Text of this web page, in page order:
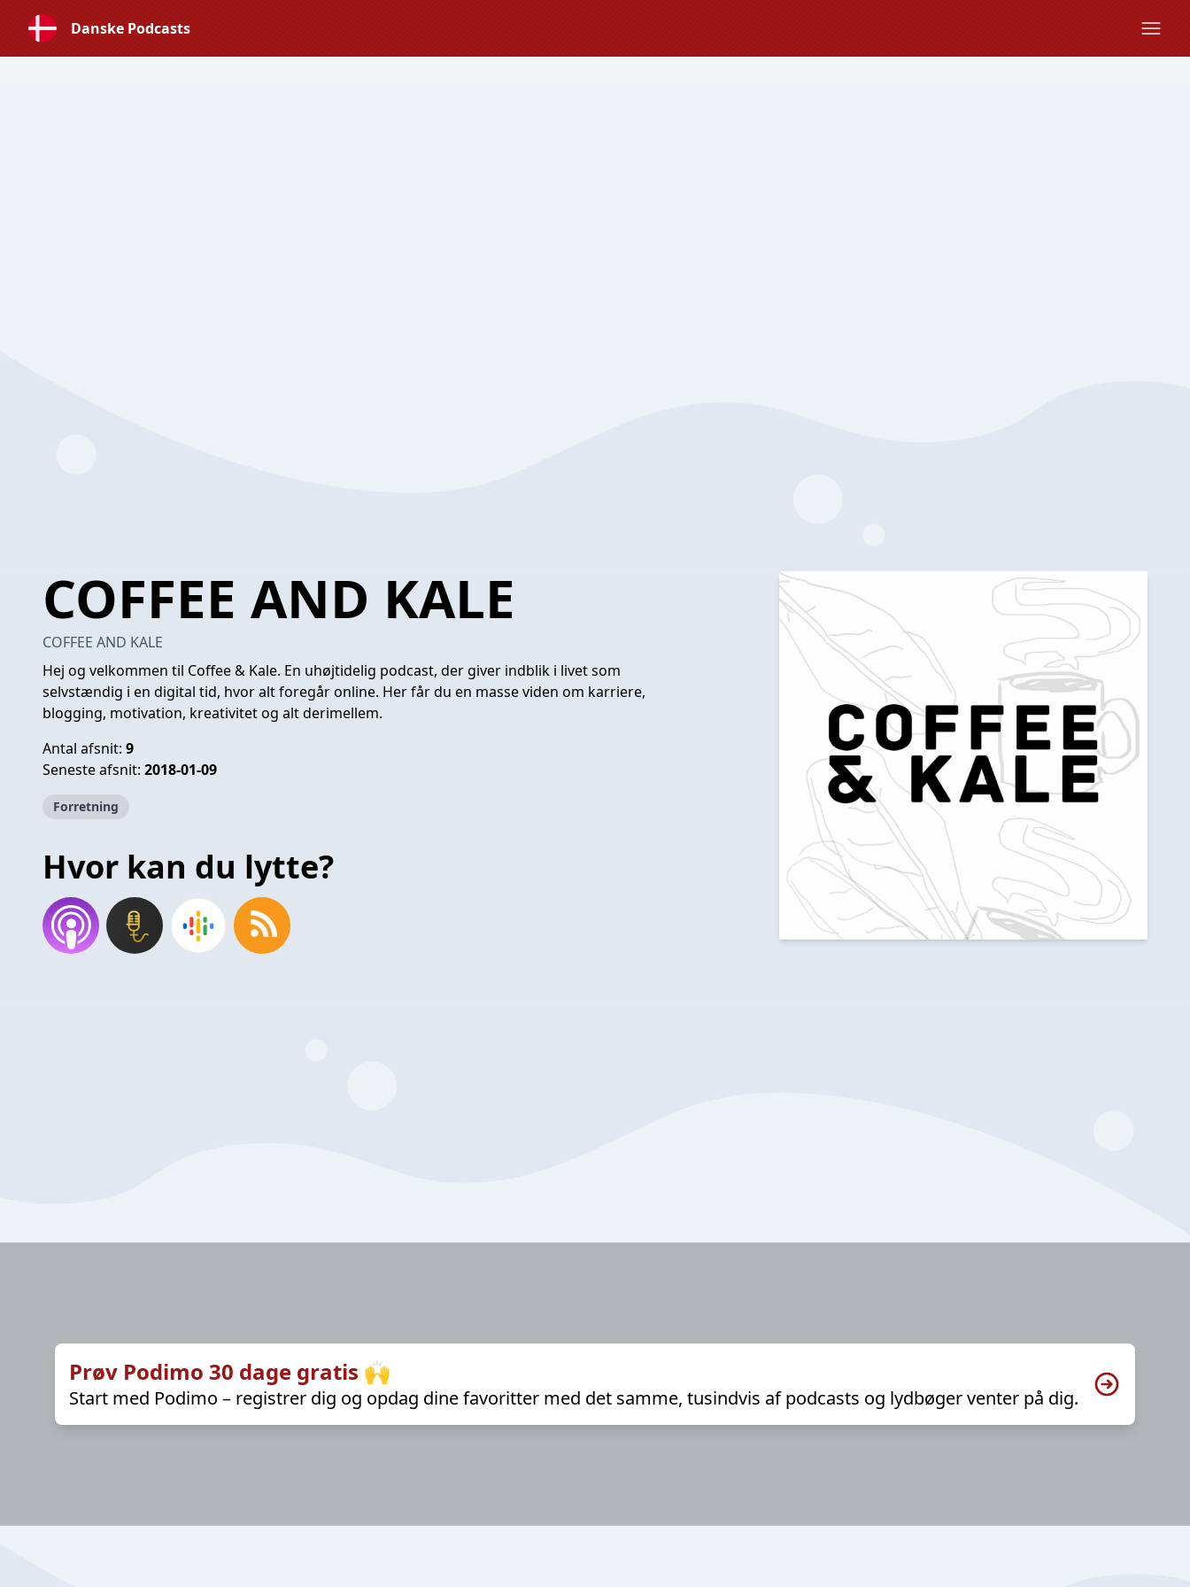
Danske Podcasts
COFFEE AND KALE
COFFEE AND KALE
Hej og velkommen til Coffee & Kale. En uhøjtidelig podcast, der giver indblik i livet som
selvstændig i en digital tid, hvor alt foregår online. Her får du en masse viden om karriere,
blogging, motivation, kreativitet og alt derimellem.
Antal afsnit: 9
Seneste afsnit: 2018-01-09
Forretning
Hvor kan du lytte?
Prøv Podimo 30 dage gratis 🙌
Start med Podimo – registrer dig og opdag dine favoritter med det samme, tusindvis af podcasts og lydbøger venter på dig.